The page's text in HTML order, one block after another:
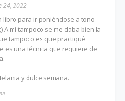
24, 2022
libro para ir poniéndose a tono
A mí tampoco se me daba bien la
tampoco es que practiqué
es una técnica que requiere de
y dulce semana.